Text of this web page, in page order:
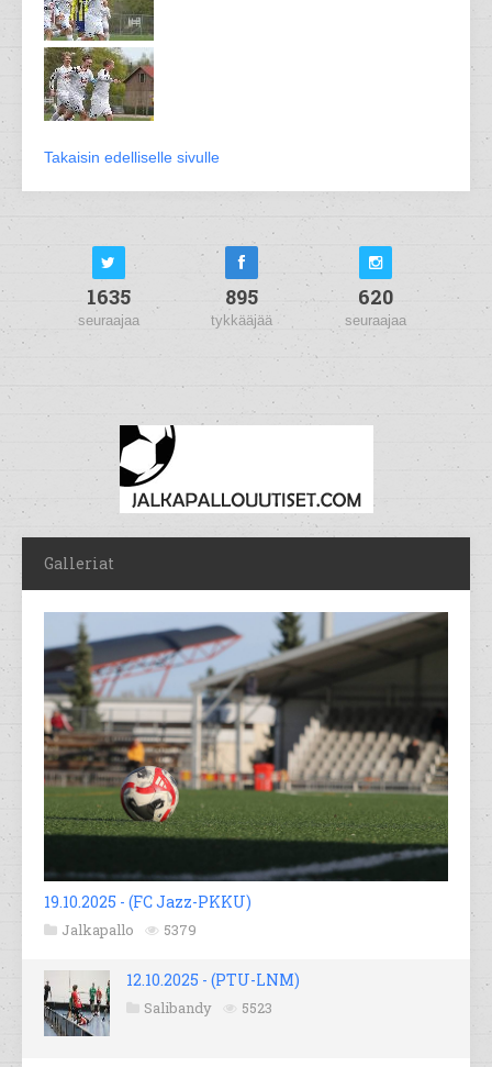
Takaisin edelliselle sivulle
1635
seuraajaa
895
tykkääjää
620
seuraajaa
Galleriat
19.10.2025 - (FC Jazz-PKKU)
Jalkapallo 5379
12.10.2025 - (PTU-LNM)
Salibandy 5523